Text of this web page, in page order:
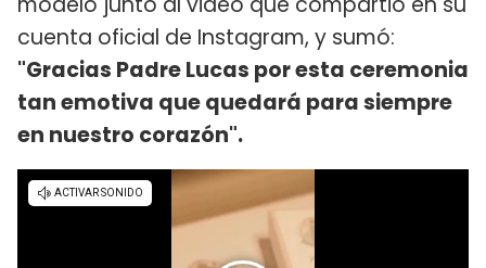
cuenta oficial de Instagram, y sumó:
"Gracias Padre Lucas por esta ceremonia
tan emotiva que quedará para siempre
en nuestro corazón".